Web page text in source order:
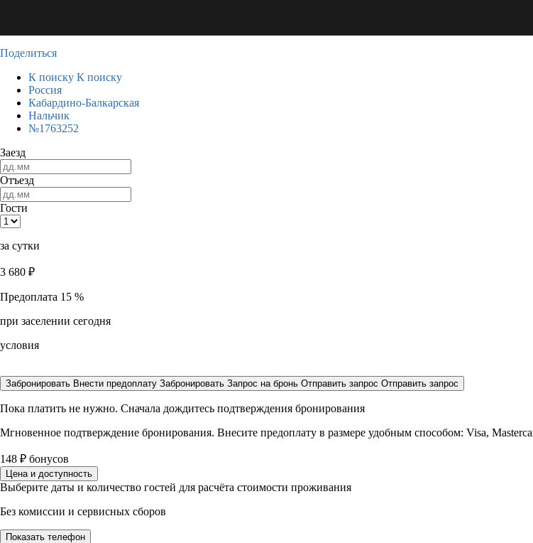
Поделиться
К поиску К поиску
Россия
Кабардино-Балкарская
Нальчик
№1763252
Заезд
Отъезд
Гости
за сутки
3 680 ₽
Предоплата 15 %
при заселении сегодня
условия
Забронировать Внести предоплату Забронировать Запрос на бронь Отправить запрос Отправить запрос
Пока платить не нужно. Сначала дождитесь подтверждения бронирования
Мгновенное подтверждение бронирования. Внесите предоплату в размере удобным способом: Visa,
148 ₽ бонусов
Цена и доступность
Выберите даты и количество гостей для расчёта стоимости проживания
Без комиссии и сервисных сборов
Показать телефон